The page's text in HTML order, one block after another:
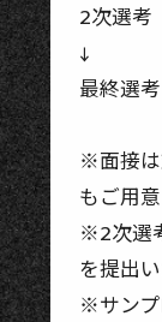
2次選考
↓
最終選考
※面接は
もご用
※2次選
を提出
※サンプ